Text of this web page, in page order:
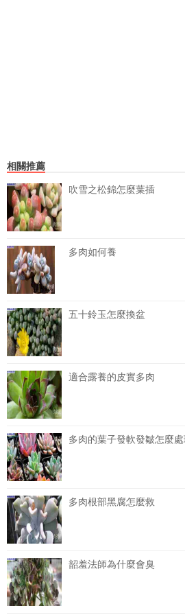
相關推薦
吹雪之松錦怎麼葉插
多肉如何養
五十鈴玉怎麼換盆
適合露養的皮實多肉
多肉的葉子發軟發皺怎麼
多肉根部黑腐怎麼救
韶羞法師為什麼會臭